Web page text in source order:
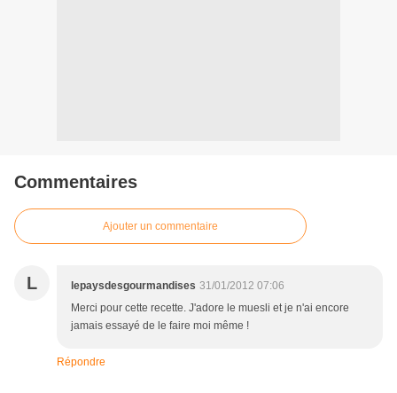
Commentaires
Ajouter un commentaire
L lepaysdesgourmandises 31/01/2012 07:06
Merci pour cette recette. J'adore le muesli et je n'ai encore
jamais essayé de le faire moi même !
Répondre